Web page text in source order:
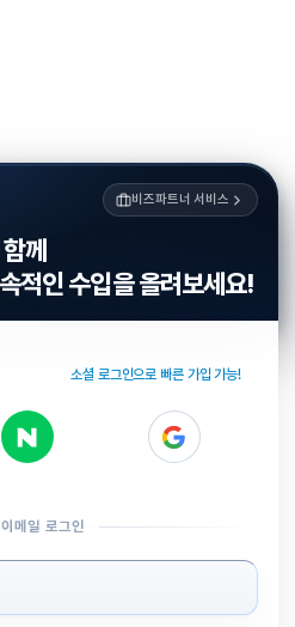
비즈파트너 서비스
께
적인 수입을 올려보세요!
소셜 로그인으로 빠른 가입 가능!
메일 로그인